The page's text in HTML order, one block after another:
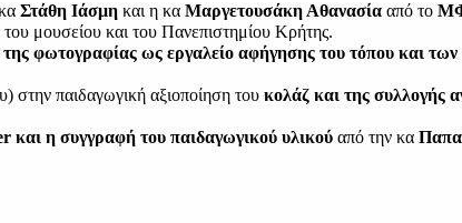
κα Στάθη Ιάσμη και η κα Μαργετουσάκη Αθανασία από το
μουσείου και του Πανεπιστημίου Κρήτης.
της φωτογραφίας ως εργαλείο αφήγησης του τόπου και
παιδαγωγική αξιοποίηση του κολάζ και της συλλογής
και η συγγραφή του παιδαγωγικού υλικού από την κα